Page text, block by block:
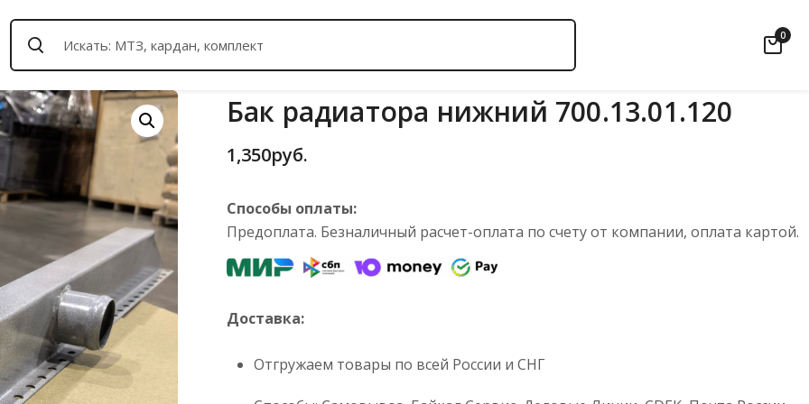
0
Бак радиатора нижний 700.13.01.120
1,350руб.
Способы оплаты:
Предоплата. Безналичный расчет-оплата по счету от компании, оплата картой.
Доставка:
Отгружаем товары по всей России и СНГ